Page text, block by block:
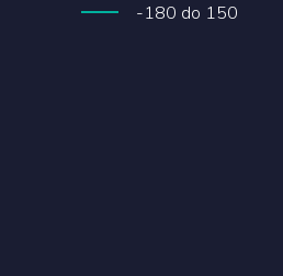
-180 do 150